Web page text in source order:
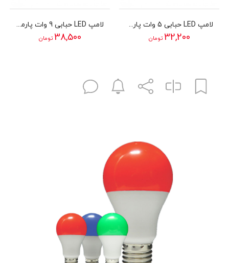
لامپ LED حبابی 5 وات پارمیس مدل SMD LED BULB 5W
32,200 تومان
لامپ LED حبابی 9 وات پارمیس مدل SMD LED BULB 9W
38,500 تومان